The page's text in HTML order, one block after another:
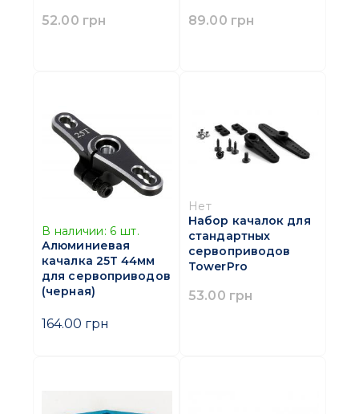
52.00 грн 89.00 грн
В наличии: 6 шт.
Алюминиевая
качалка 25Т 44мм
для сервоприводов
(черная)
164.00 грн
Нет
Набор качалок для
стандартных
сервоприводов
TowerPro
53.00 грн